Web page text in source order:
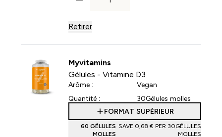
Retirer
Myvitamins
Gélules - Vitamine D3
Arôme :
Vegan
Quantité :
30Gélules molles
FORMAT SUPÉRIEUR
60 GÉLULES
MOLLES
SAVE 0,68 €‎ PER 30GÉLULES
MOLLES